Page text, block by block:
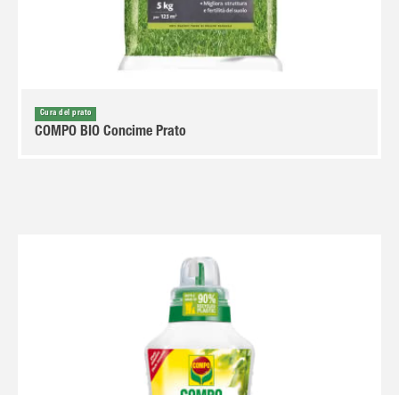
Cura del prato
COMPO BIO Concime Prato